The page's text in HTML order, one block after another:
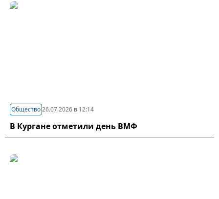
Общество26.07.2026 в 12:14
В Кургане отметили день ВМФ